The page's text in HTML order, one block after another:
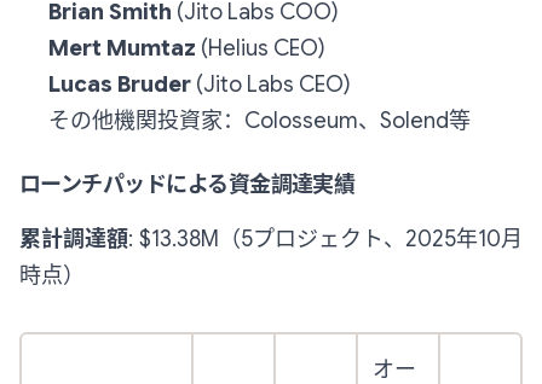
Brian Smith (Jito Labs COO)
Mert Mumtaz (Helius CEO)
Lucas Bruder (Jito Labs CEO)
その他機関投資家：Colosseum、Solend等
ローンチパッドによる資金調達実績
累計調達額: $13.38M（5プロジェクト、2025年10月
時点）
オー